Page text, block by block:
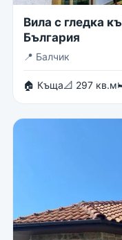
Вила с гледка
България
📍 Балчик
🏠 Къща📐 297 кв.м